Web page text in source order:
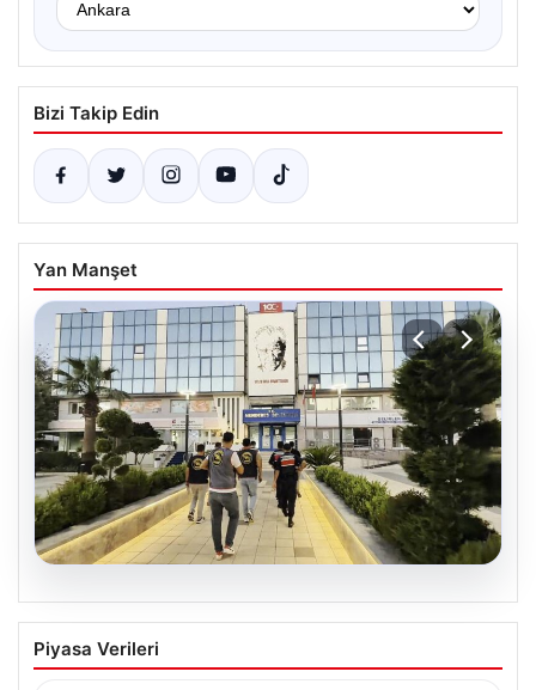
Bizi Takip Edin
Yan Manşet
Menderes Belediyesi soruşturması.
Firari başkan yardımcısı yakalandı
Piyasa Verileri